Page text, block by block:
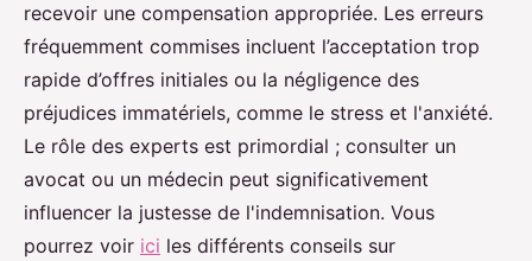
recevoir une compensation appropriée. Les erreurs
fréquemment commises incluent l’acceptation trop
rapide d’offres initiales ou la négligence des
préjudices immatériels, comme le stress et l'anxiété.
Le rôle des experts est primordial ; consulter un
avocat ou un médecin peut significativement
influencer la justesse de l'indemnisation. Vous
pourrez voir ici les différents conseils sur